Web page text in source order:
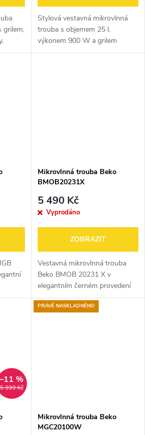
grilem,
Stylová vestavná mikrovlnná
trouba s objemem 25 l,
výkonem 900 W a grilem
1000 W. Nabízí 8
Mikrovlnná trouba Beko
BMOB20231X
5 490 Kč
Vyprodáno
ZOBRAZIT
Vestavná mikrovlnná trouba
Beko BMOB 20231 X v
elegantním černém provedení
přináší jednoduché a efektivní
řešení pro každodenní vaření a
5 999 Kč
–11 %
PRÁVĚ NASKLADNĚNO
Mikrovlnná trouba Beko
MGC20100W